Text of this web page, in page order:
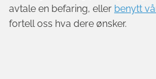
avtale en befaring, eller benytt
fortell oss hva dere ønsker.